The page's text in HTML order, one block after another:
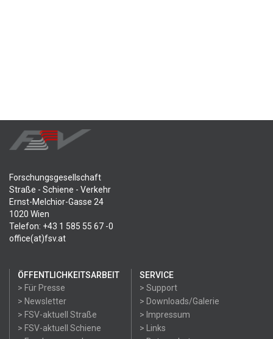
Forschungsgesellschaft
Straße - Schiene - Verkehr
Ernst-Melchior-Gasse 24
1020 Wien
Telefon: +43 1 585 55 67 -0
office(at)fsv.at
ÖFFENTLICHKEITSARBEIT
> Für Presse
> Newsletter
> FSV-aktuell Straße
> FSV-aktuell Schiene
SERVICE
> Support
> Downloads/Galerie
> Impressum
> Links